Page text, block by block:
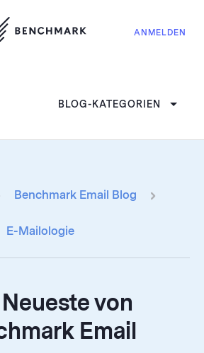
ANMELDEN
BLOG-KATEGORIEN
Benchmark Email Blog
E-Mailologie
Neueste von
Email